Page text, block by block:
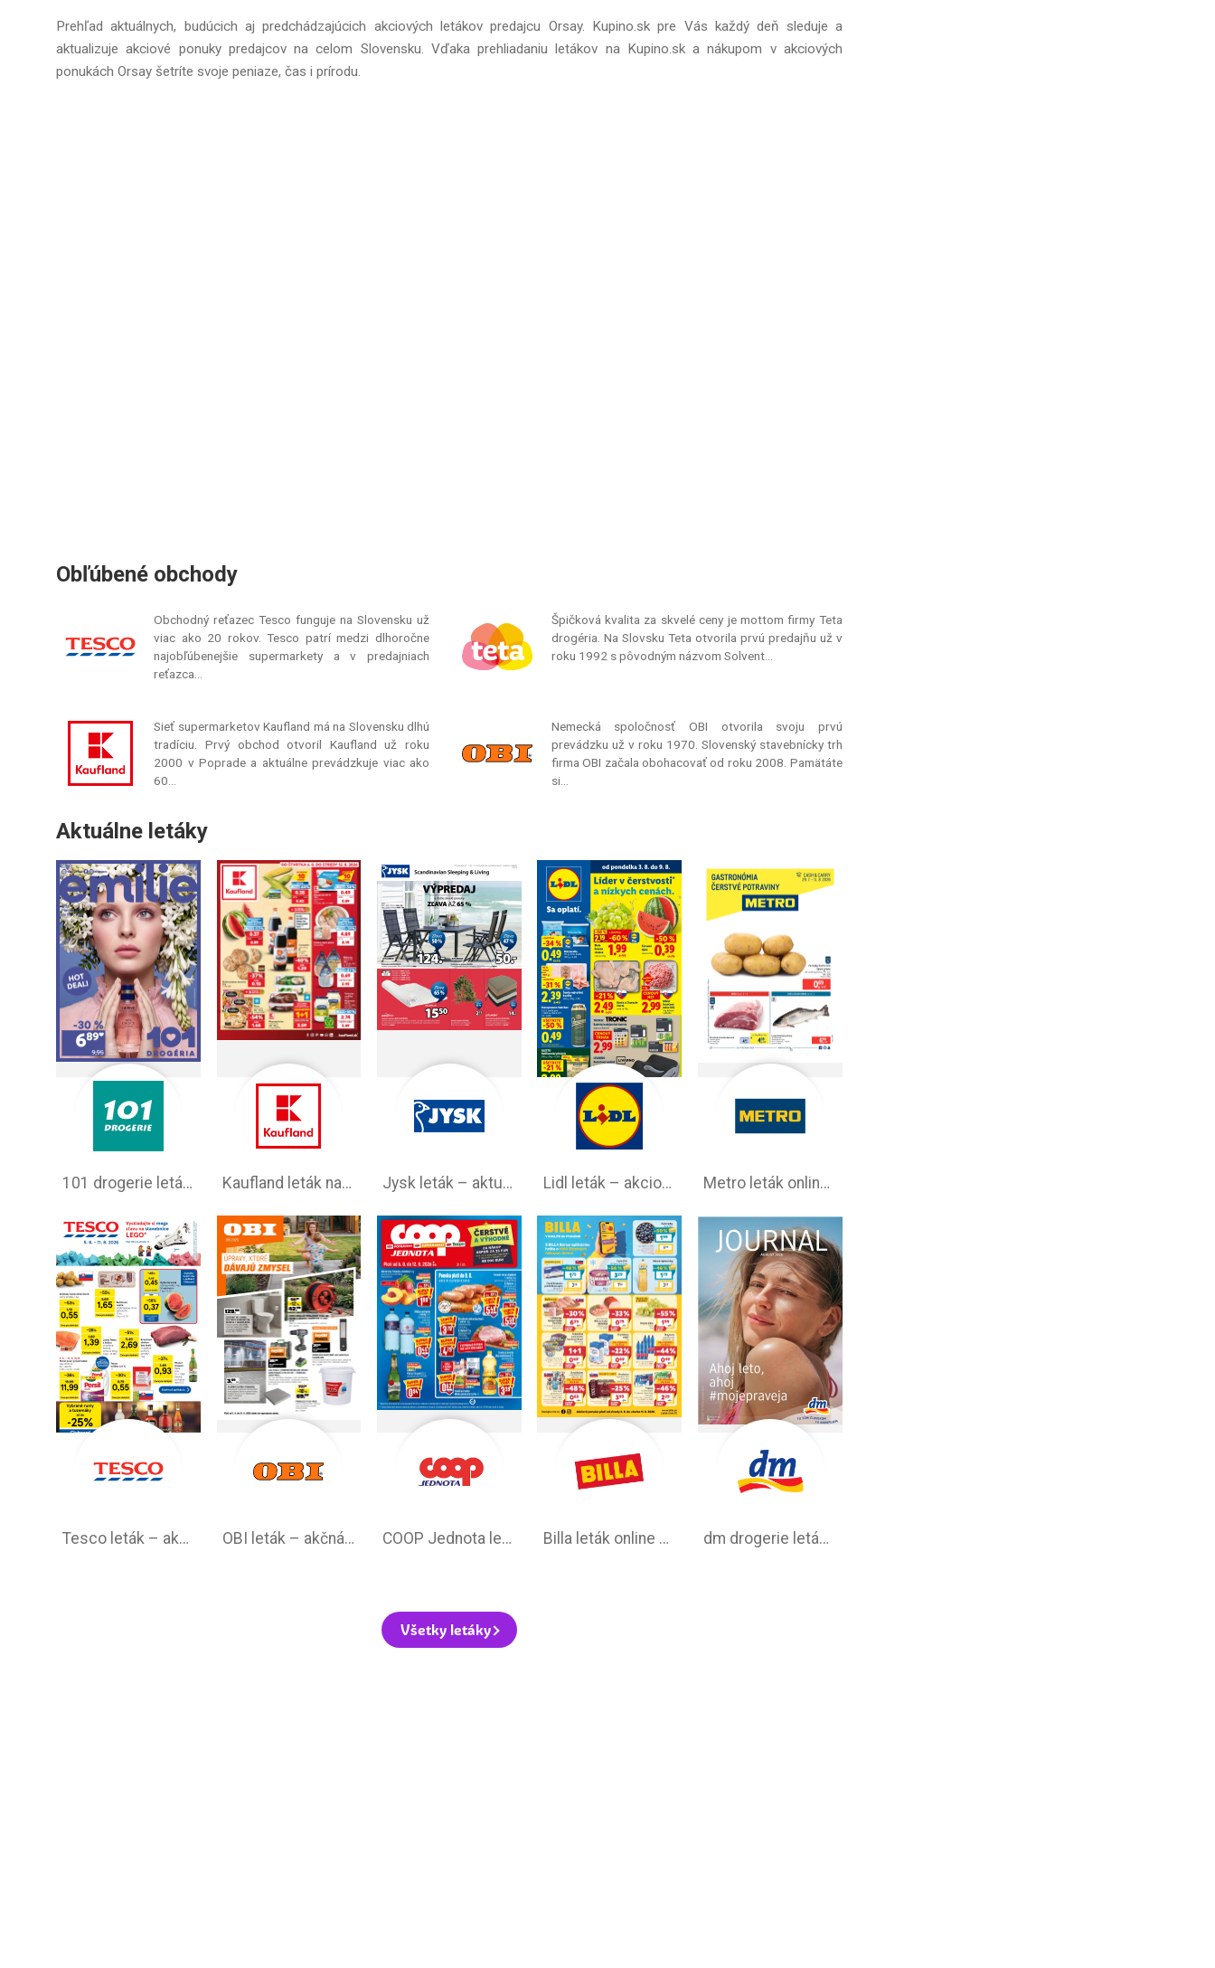
Prehľad aktuálnych, budúcich aj predchádzajúcich akciových letákov predajcu Orsay. Kupino.sk pre Vás každý deň sleduje a
aktualizuje akciové ponuky predajcov na celom Slovensku. Vďaka prehliadaniu letákov na Kupino.sk a nákupom v akciových
ponukách Orsay šetríte svoje peniaze, čas i prírodu.
Obľúbené obchody
Obchodný reťazec Tesco funguje na Slovensku už
viac ako 20 rokov. Tesco patrí medzi dlhoročne
najobľúbenejšie supermarkety a v predajniach
reťazca…
Špičková kvalita za skvelé ceny je mottom firmy Teta
drogéria. Na Slovsku Teta otvorila prvú predajňu už v
roku 1992 s pôvodným názvom Solvent…
Sieť supermarketov Kaufland má na Slovensku dlhú
tradíciu. Prvý obchod otvoril Kaufland už roku
2000 v Poprade a aktuálne prevádzkuje viac ako
60…
Nemecká spoločnosť OBI otvorila svoju prvú
prevádzku už v roku 1970. Slovenský stavebnícky trh
firma OBI začala obohacovať od roku 2008. Pamätáte
si…
Aktuálne letáky
101 drogerie leták aktuálny Kaufland leták na tento týždeň Jysk leták – aktuálna ponuka Lidl leták –⁠ akciová ponuka Metro leták online –⁠ aktuálna ponuka
Tesco leták – akciová ponuka OBI leták –⁠ akčná ponuka COOP Jednota leták –⁠ aktuálny Billa leták online –⁠ aktuálny od stredy dm drogerie leták na tento týždeň
Všetky letáky